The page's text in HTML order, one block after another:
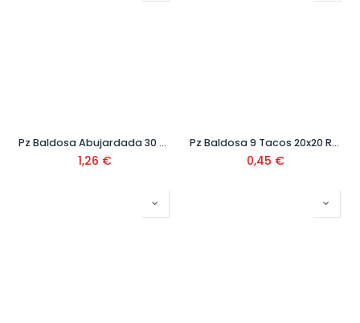
Pz Baldosa Abujardada 30 x 30 Salmon
1,26 €
Pz Baldosa 9 Tacos 20x20 Ref.202
0,45 €